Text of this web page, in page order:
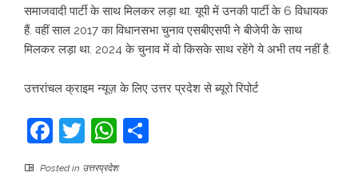
समाजवादी पार्टी के साथ मिलकर लड़ा था. यूपी में उनकी पार्टी के 6 विधायक
हैं. वहीं साल 2017 का विधानसभा चुनाव एसबीएसपी ने बीजेपी के साथ
मिलकर लड़ा था. 2024 के चुनाव में वो किसके साथ रहेंगे ये अभी तय नहीं है.
उत्तरांचल क्राइम न्यूज़ के लिए उत्तर प्रदेश से ब्यूरो रिपोर्ट
Facebook
TwitterWhatsApp
Posted in उत्तरप्रदेश